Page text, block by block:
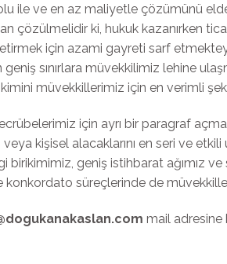
ile ve en az maliyetle çözümünü
çözülmelidir ki, hukuk kazanırken
için azami gayreti sarf
sınırlara müvekkilimiz lehine
müvekkillerimiz için en verimli
için ayrı bir paragraf
kişisel alacaklarını en seri ve
birikimimiz, geniş istihbarat ağımız
konkordato süreçlerinde de
mail adresine